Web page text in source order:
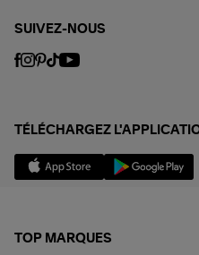
SUIVEZ-NOUS
TÉLÉCHARGEZ
TOP MARQUES